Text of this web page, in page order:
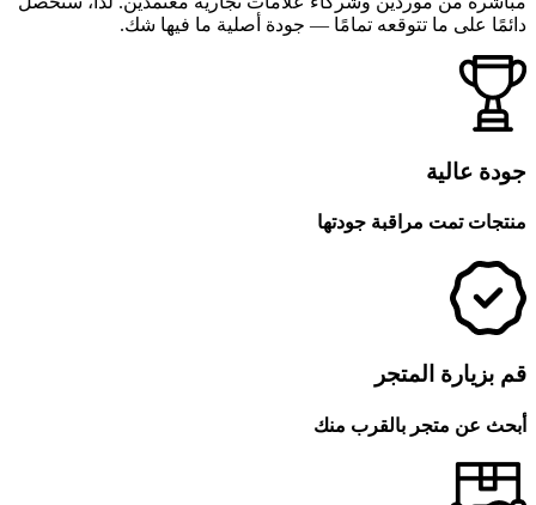
دائمًا على ما تتوقعه تمامًا — جودة أصلية ما فيها شك.
جودة عالية
منتجات تمت مراقبة جودتها
قم بزيارة المتجر
أبحث عن متجر بالقرب منك